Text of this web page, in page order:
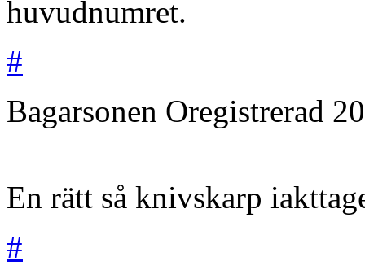
huvudnumret.
#
Bagarsonen Oregistrerad
En rätt så knivskarp
#